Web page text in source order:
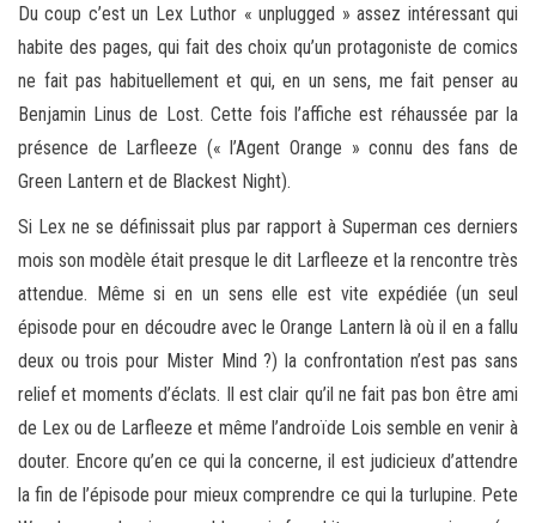
Du coup c’est un Lex Luthor « unplugged » assez intéressant qui
habite des pages, qui fait des choix qu’un protagoniste de comics
ne fait pas habituellement et qui, en un sens, me fait penser au
Benjamin Linus de Lost. Cette fois l’affiche est réhaussée par la
présence de Larfleeze (« l’Agent Orange » connu des fans de
Green Lantern et de Blackest Night).
Si Lex ne se définissait plus par rapport à Superman ces derniers
mois son modèle était presque le dit Larfleeze et la rencontre très
attendue. Même si en un sens elle est vite expédiée (un seul
épisode pour en découdre avec le Orange Lantern là où il en a fallu
deux ou trois pour Mister Mind ?) la confrontation n’est pas sans
relief et moments d’éclats. Il est clair qu’il ne fait pas bon être ami
de Lex ou de Larfleeze et même l’androïde Lois semble en venir à
douter. Encore qu’en ce qui la concerne, il est judicieux d’attendre
la fin de l’épisode pour mieux comprendre ce qui la turlupine. Pete